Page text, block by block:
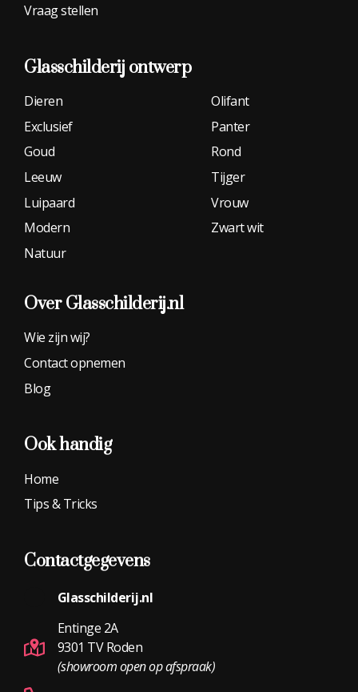
Vraag stellen
Glasschilderij ontwerp
Dieren
Exclusief
Goud
Leeuw
Luipaard
Modern
Natuur
Olifant
Panter
Rond
Tijger
Vrouw
Zwart wit
Over Glasschilderij.nl
Wie zijn wij?
Contact opnemen
Blog
Ook handig
Home
Tips & Tricks
Contactgegevens
Glasschilderij.nl
Entinge 2A
9301 TV Roden
(showroom open op afspraak)